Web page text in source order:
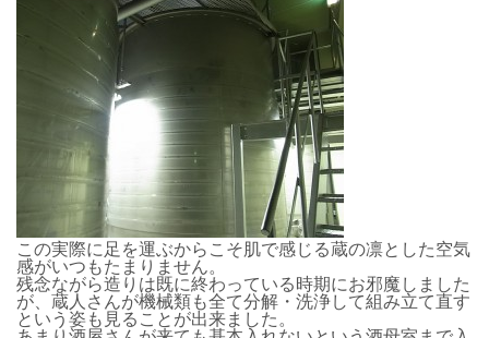
この実際に足を運ぶからこそ肌で感じる蔵の凛とした空気
感がいつもたまりません。
残念ながら造りは既に終わっている時期にお邪魔しました
が、蔵人さんが機械類も全て分解・洗浄して組み立て直す
という姿も見ることが出来ました。